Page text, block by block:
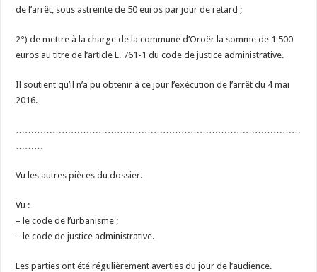
de l’arrêt, sous astreinte de 50 euros par jour de retard ;
2°) de mettre à la charge de la commune d’Oroër la somme de 1 500
euros au titre de l’article L. 761-1 du code de justice administrative.
Il soutient qu’il n’a pu obtenir à ce jour l’exécution de l’arrêt du 4 mai
2016.
…………………………………………………………………………………
………
Vu les autres pièces du dossier.
Vu :
– le code de l’urbanisme ;
– le code de justice administrative.
Les parties ont été régulièrement averties du jour de l’audience.